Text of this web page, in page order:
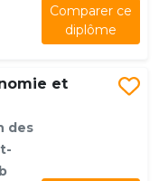
Comparer ce
diplôme
et
des